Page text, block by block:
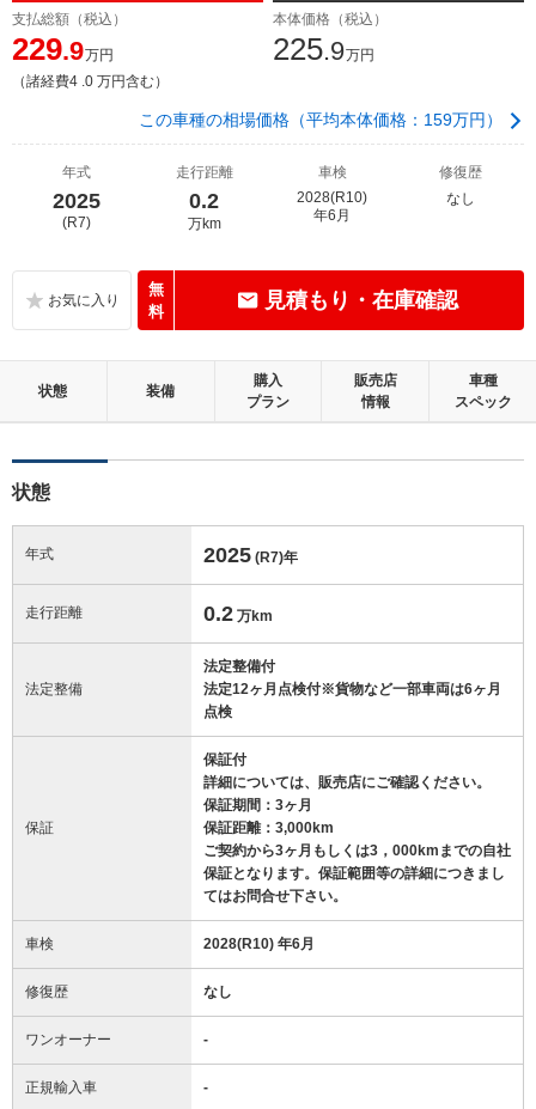
支払総額（税込）
229.9万円
（諸経費4 .0 万円含む）
本体価格（税込）
225.9万円
この車種の相場価格（平均本体価格：159万円）
年式
2025
(R7)
走行距離
0.2
万km
車検
2028(R10)
年6月
修復歴
なし
無
料
見積もり・在庫確認
状態 装備
購入
プラン
販売店
情報
車種
スペック
状態
年式 2025 (R7)年
走行距離 0.2 万km
法定整備
法定整備付
法定12ヶ月点検付※貨物など一部車両は6ヶ月
点検
保証
保証付
詳細については、販売店にご確認ください。
保証期間：3ヶ月
保証距離：3,000km
ご契約から3ヶ月もしくは3，000kmまでの自社
保証となります。保証範囲等の詳細につきまし
てはお問合せ下さい。
車検 2028(R10) 年6月
修復歴 なし
ワンオーナー -
正規輸入車 -